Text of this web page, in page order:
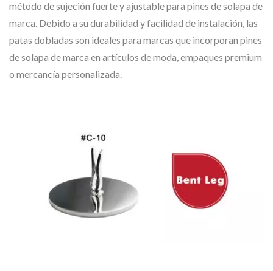
método de sujeción fuerte y ajustable para pines de solapa de
marca. Debido a su durabilidad y facilidad de instalación, las
patas dobladas son ideales para marcas que incorporan pines
de solapa de marca en artículos de moda, empaques premium
o mercancía personalizada.